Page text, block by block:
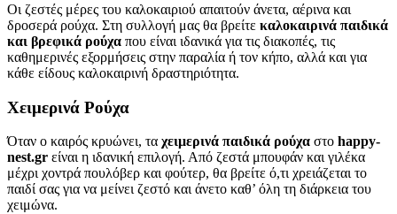
Οι ζεστές μέρες του καλοκαιριού απαιτούν άνετα, αέρινα και
δροσερά ρούχα. Στη συλλογή μας θα βρείτε καλοκαιρινά παιδικά
και βρεφικά ρούχα που είναι ιδανικά για τις διακοπές, τις
καθημερινές εξορμήσεις στην παραλία ή τον κήπο, αλλά και για
κάθε είδους καλοκαιρινή δραστηριότητα.
Χειμερινά Ρούχα
Όταν ο καιρός κρυώνει, τα χειμερινά παιδικά ρούχα στο happy-
nest.gr είναι η ιδανική επιλογή. Από ζεστά μπουφάν και γιλέκα
μέχρι χοντρά πουλόβερ και φούτερ, θα βρείτε ό,τι χρειάζεται το
παιδί σας για να μείνει ζεστό και άνετο καθ’ όλη τη διάρκεια του
χειμώνα.